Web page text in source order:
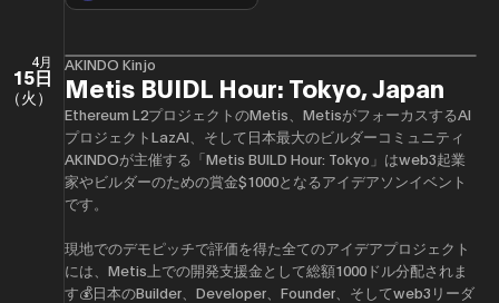
4月
15日
（火）
AKINDO Kinjo
Metis BUIDL Hour: Tokyo, Japan
Ethereum L2プロジェクトの​Metis、MetisがフォーカスするAI
プロジェクトLazAI、そして日本最大のビルダーコミュニティ
AKINDOが主催する「Metis BUILD Hour: Tokyo」はweb3起業
家やビルダーのための賞金$1000となるアイデアソンイベント
です。
現地でのデモピッチで評価を得た全てのアイデアプロジェクト
には、Metis上での開発支援金として総額1000ドル分配されま
す💰日本のBuilder、Developer、Founder、そしてweb3リーダ